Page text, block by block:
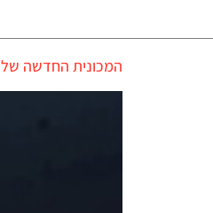
המכונית החדשה של